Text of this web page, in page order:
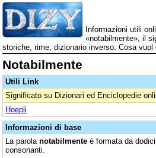
Informazioni utili
«notabilmente», il
storiche, rime, dizionario inverso. Cosa vuol
Notabilmente
Utili Link
Significato su Dizionari ed Enciclopedie
Hoepli
Informazioni di base
La parola notabilmente è formata da
consonanti.